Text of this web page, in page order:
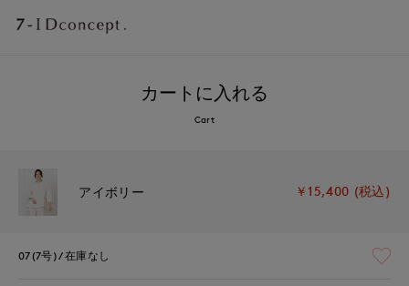
カートに入れる
Cart
アイボリー ￥15,400 (税込)
07(7号) 在庫なし